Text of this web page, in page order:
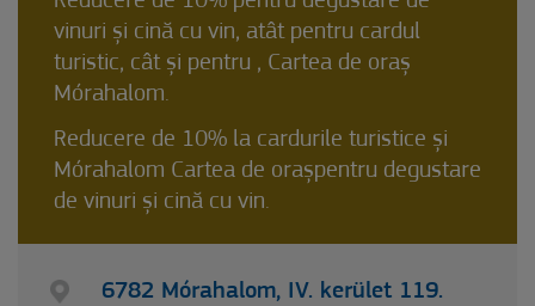
vinuri și cină cu vin, atât pentru cardul
turistic, cât și pentru , Cartea de oraș
Mórahalom.
Reducere de 10% la cardurile turistice și
Mórahalom Cartea de orașpentru degustare
de vinuri și cină cu vin.
6782 Mórahalom, IV. kerület 119.